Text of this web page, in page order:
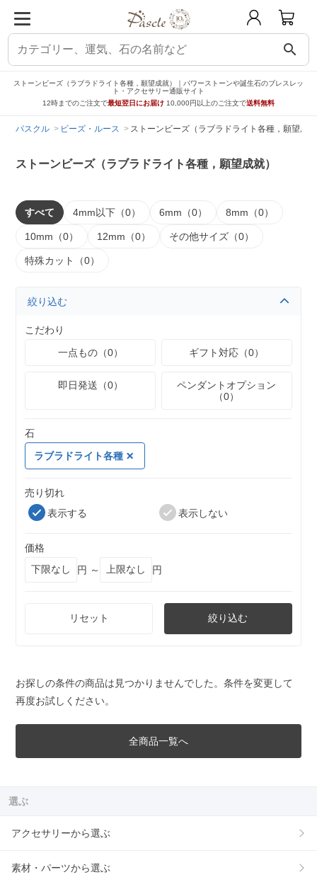
search
ストーンビーズ（ラブラドライト各種，願望成就）｜パワーストーンや誕生石のブレスレッ
ト・アクセサリー通販サイト
12時までのご注文で最短翌日にお届け 10,000円以上のご注文で送料無料
パスクル ビーズ・ルース ストーンビーズ（ラブラドライト各種，願望成
ストーンビーズ（ラブラドライト各種，願望成就）
すべて 4mm以下（0） 6mm（0） 8mm（0）
10mm（0） 12mm（0） その他サイズ（0）
特殊カット（0）
絞り込む
こだわり
一点もの（0）
ギフト対応（0）
即日発送（0）
ペンダントオプション
（0）
石
ラブラドライト各種
売り切れ
表示する
表示しない
価格
円 ～
円
リセット 絞り込む
お探しの条件の商品は見つかりませんでした。条件を変更して
再度お試しください。
全商品一覧へ
選ぶ
アクセサリーから選ぶ
素材・パーツから選ぶ